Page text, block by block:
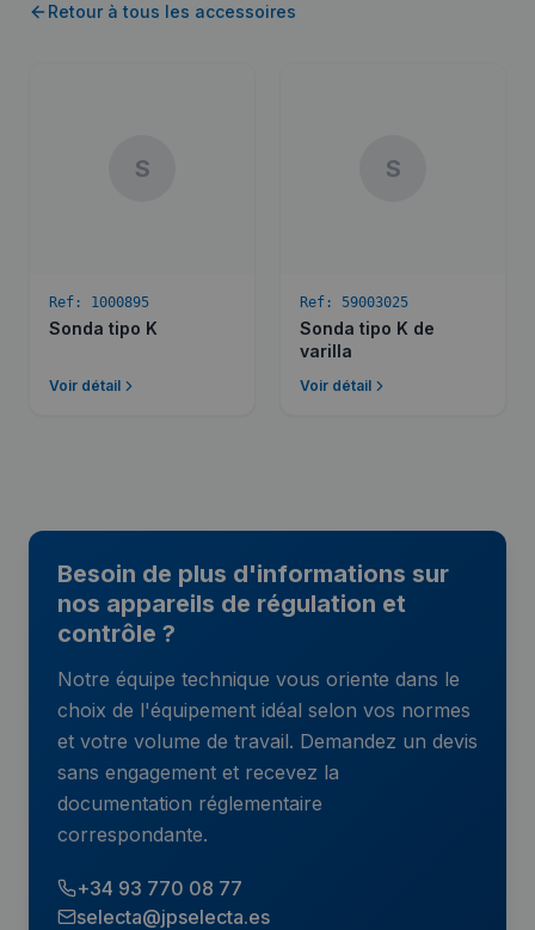
Retour à tous les accessoires
S
Ref: 1000895
Sonda tipo K
Voir détail
S
Ref: 59003025
Sonda tipo K de
varilla
Voir détail
Besoin de plus d'informations sur
nos appareils de régulation et
contrôle ?
Notre équipe technique vous oriente dans le
choix de l'équipement idéal selon vos normes
et votre volume de travail. Demandez un devis
sans engagement et recevez la
documentation réglementaire
correspondante.
+34 93 770 08 77
selecta@jpselecta.es